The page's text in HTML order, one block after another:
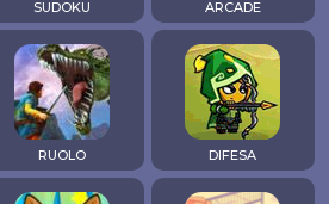
SUDOKU ARCADE
RUOLO DIFESA